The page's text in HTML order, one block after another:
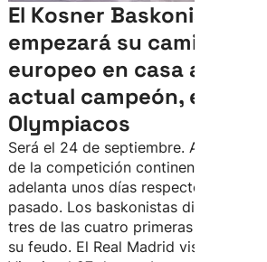
El Kosner Baskonia
empezará su camino
europeo en casa ante el
actual campeón, el
Olympiacos
Será el 24 de septiembre. Así, el
de la competición continental se
adelanta unos días respecto al curso
pasado. Los baskonistas disputarán
tres de las cuatro primeras jornadas
su feudo. El Real Madrid visitará